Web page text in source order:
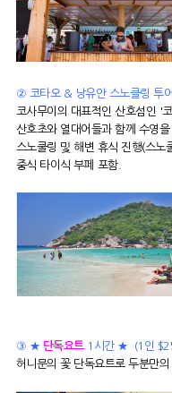
② 코타오 & 낭유안 스노클링 투
코사무이의 대표적인 산호섬인 '
산호초와 열대어들과 함께 수영
스노쿨링 및 해변 휴식 진행(스노
중식 타이식 부페 포함.
③ ★ 단독요트1시간 ★ (1인
허니문의 꽃 단독요트로 두분만